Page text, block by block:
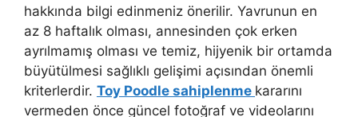
hakkında bilgi edinmeniz önerilir. Yavrunun en
az 8 haftalık olması, annesinden çok erken
ayrılmamış olması ve temiz, hijyenik bir ortamda
büyütülmesi sağlıklı gelişimi açısından önemli
kriterlerdir. Toy Poodle sahiplenme kararını
vermeden önce güncel fotoğraf ve videolarını